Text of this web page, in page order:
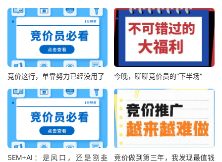
竞价这行，单靠努力已经没用了 今晚，聊聊竞价员的“下半场”
SEM+AI：是风口，还是割韭
竞价做到第三年，我发现最值钱